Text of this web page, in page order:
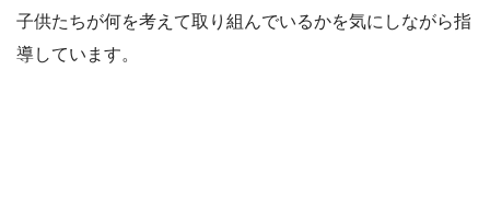
子供たちが何を考えて取り組んでいるかを気にしながら指
導しています。